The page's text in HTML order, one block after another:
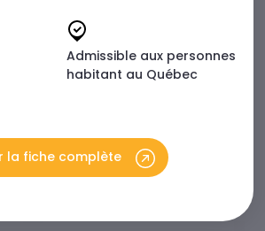
Admissible aux personnes
habitant au Québec
la fiche complète